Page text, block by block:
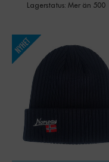
Lagerstatus: Mer än 500
Qty: +